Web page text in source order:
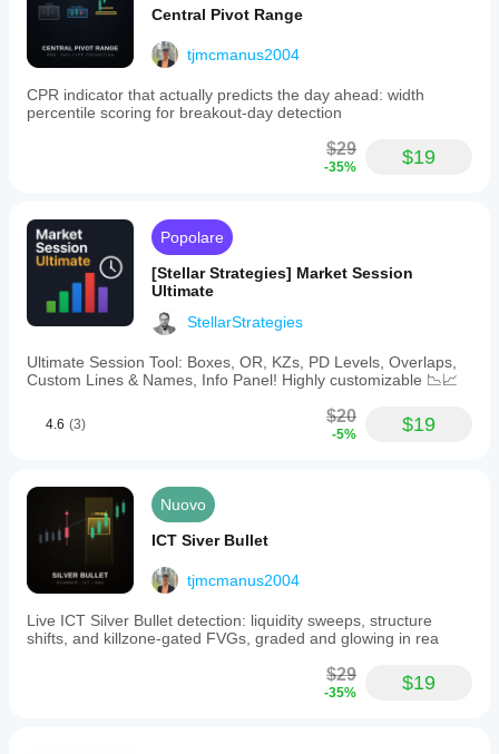
Central Pivot Range
tjmcmanus2004
CPR indicator that actually predicts the day ahead: width
percentile scoring for breakout-day detection
$29
-35% $19
Popolare
[Stellar Strategies] Market Session
Ultimate
StellarStrategies
Ultimate Session Tool: Boxes, OR, KZs, PD Levels, Overlaps,
Custom Lines & Names, Info Panel! Highly customizable 📉📈
4.6 (3) $20
-5% $19
Nuovo
ICT Siver Bullet
tjmcmanus2004
Live ICT Silver Bullet detection: liquidity sweeps, structure
shifts, and killzone-gated FVGs, graded and glowing in rea
$29
-35% $19